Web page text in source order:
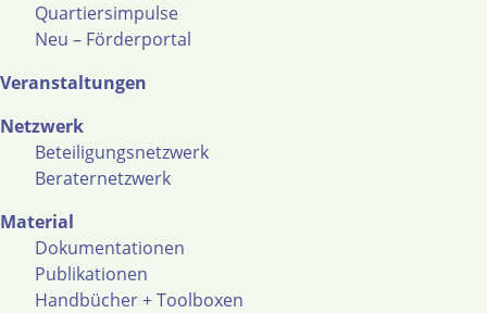
Quartiersimpulse
Neu – Förderportal
Veranstaltungen
Netzwerk
Beteiligungsnetzwerk
Beraternetzwerk
Material
Dokumentationen
Publikationen
Handbücher + Toolboxen